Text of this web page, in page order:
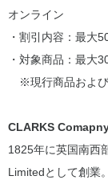
オンライン
・割引内容：最大
・対象商品：最大
※現行商品および
CLARKS
1825年に英国南西
Limitedとして創業。